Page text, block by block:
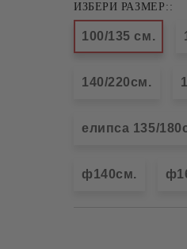
ИЗБЕРИ РАЗМЕР::
100/135 см.
140/220см.
елипса 135/
ф140см.